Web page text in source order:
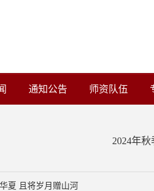
通知公告 师资队伍
2024年
夏 且将岁月赠山河